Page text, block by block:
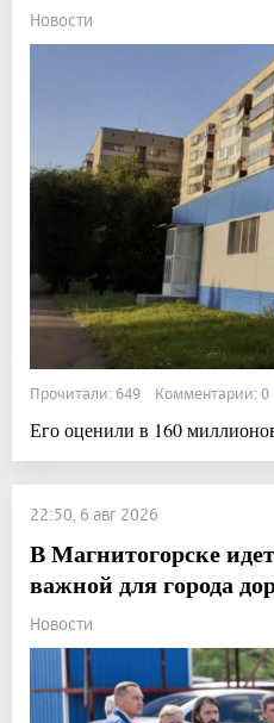
Новости
Прочитали: 649 Комментарии: 0
Его оценили в 160
22:50, 6 авг 2026
В Магнитогорске
важной для города
Новости